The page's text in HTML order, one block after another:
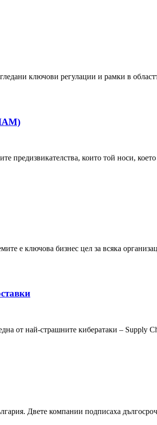
ключови регулации и рамки в
предизвикателства, които той носи,
е ключова бизнес цел за всяка
от най-страшните кибератаки – Supply
Двете компании подписаха